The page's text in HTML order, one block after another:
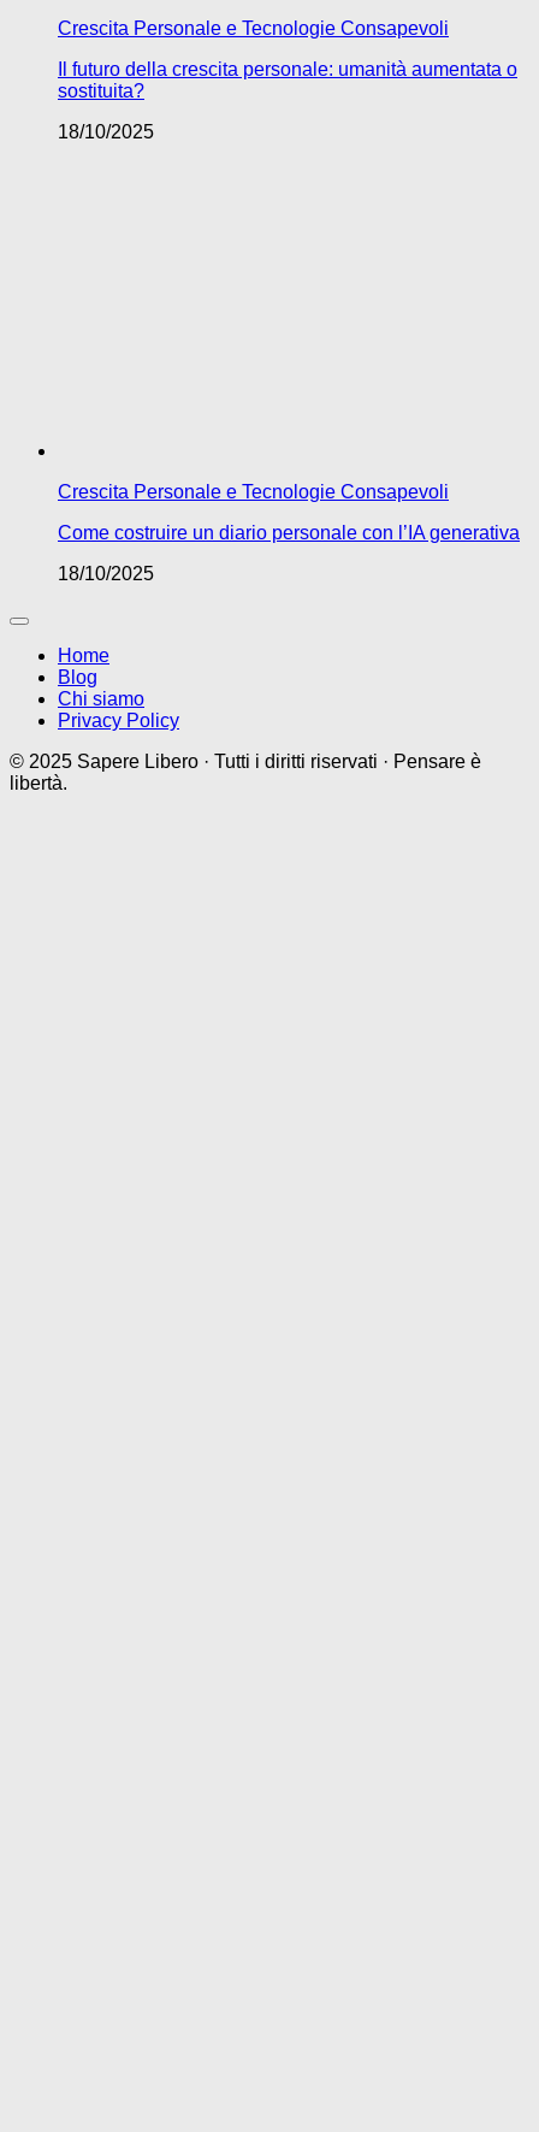
Crescita Personale e Tecnologie Consapevoli
Il futuro della crescita personale: umanità aumentata o
sostituita?
18/10/2025
Crescita Personale e Tecnologie Consapevoli
Come costruire un diario personale con l’IA generativa
18/10/2025
Home
Blog
Chi siamo
Privacy Policy
© 2025 Sapere Libero · Tutti i diritti riservati · Pensare è
libertà.